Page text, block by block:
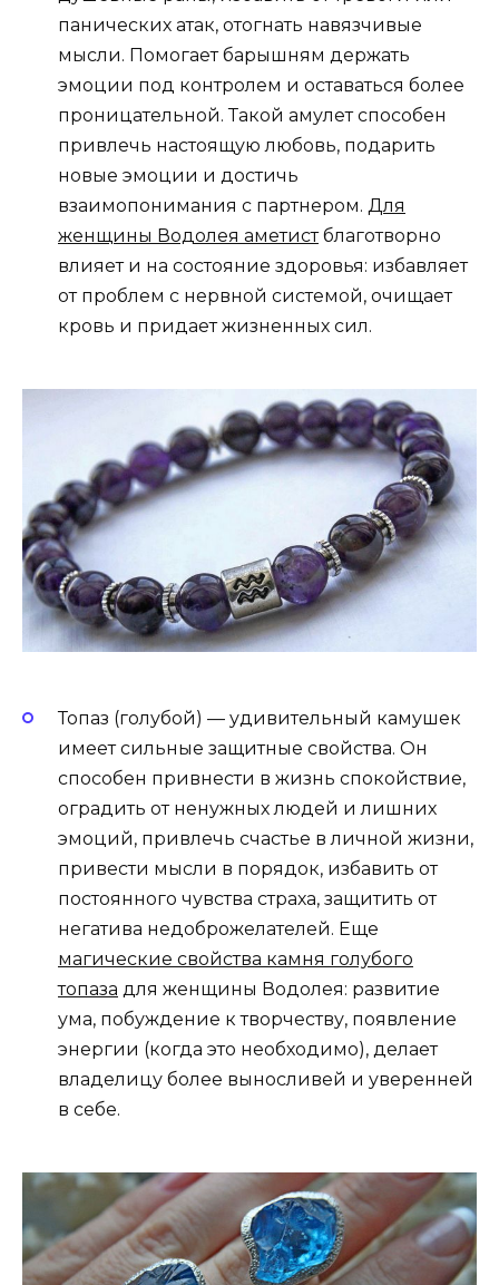
панических атак, отогнать навязчивые
мысли. Помогает барышням держать
эмоции под контролем и оставаться более
проницательной. Такой амулет способен
привлечь настоящую любовь, подарить
новые эмоции и достичь
взаимопонимания с партнером. Для
женщины Водолея аметистблаготворно
влияет и на состояние здоровья: избавляет
от проблем с нервной системой, очищает
кровь и придает жизненных сил.
Топаз (голубой) — удивительный камушек
имеет сильные защитные свойства. Он
способен привнести в жизнь спокойствие,
оградить от ненужных людей и лишних
эмоций, привлечь счастье в личной жизни,
привести мысли в порядок, избавить от
постоянного чувства страха, защитить от
негатива недоброжелателей. Еще
магические свойства камня голубого
топаза для женщины Водолея: развитие
ума, побуждение к творчеству, появление
энергии (когда это необходимо), делает
владелицу более выносливей и уверенней
в себе.